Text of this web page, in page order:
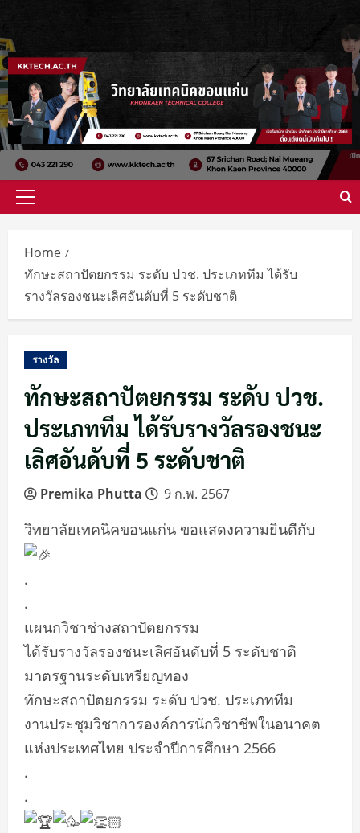
content
Primary
Home
ทักษะสถาปัตยกรรม ระดับ ปวช. ประเภททีม ได้รับ
รางวัลรองชนะเลิศอันดับที่ 5 ระดับชาติ
รางวัล
ทักษะสถาปัตยกรรม ระดับ ปวช.
ประเภททีม ได้รับรางวัลรองชนะ
เลิศอันดับที่ 5 ระดับชาติ
Premika Phutta 9 ก.พ. 2567
วิทยาลัยเทคนิคขอนแก่น ขอแสดงความยินดีกับ
.
.
แผนกวิชาช่างสถาปัตยกรรม
ได้รับรางวัลรองชนะเลิศอันดับที่ 5 ระดับชาติ
มาตรฐานระดับเหรียญทอง
ทักษะสถาปัตยกรรม ระดับ ปวช. ประเภททีม
งานประชุมวิชาการองค์การนักวิชาชีพในอนาคต
แห่งประเทศไทย ประจำปีการศึกษา 2566
.
.